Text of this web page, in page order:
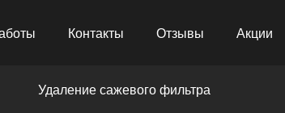
Контакты Отзывы Акции
Удаление сажевого фильтра